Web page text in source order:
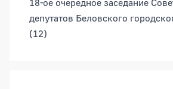
18-ое очередное заседание
депутатов Беловского
(12)